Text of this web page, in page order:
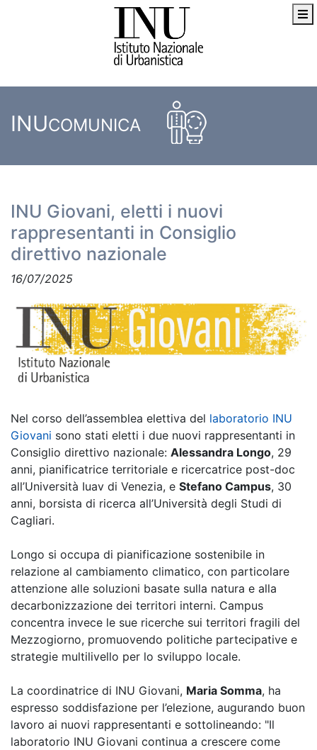
INUCOMUNICA
INU Giovani, eletti i nuovi
rappresentanti in Consiglio
direttivo nazionale
16/07/2025
Nel corso dell’assemblea elettiva del laboratorio INU
Giovani sono stati eletti i due nuovi rappresentanti in
Consiglio direttivo nazionale: Alessandra Longo, 29
anni, pianificatrice territoriale e ricercatrice post-doc
all’Università Iuav di Venezia, e Stefano Campus, 30
anni, borsista di ricerca all’Università degli Studi di
Cagliari.
Longo si occupa di pianificazione sostenibile in
relazione al cambiamento climatico, con particolare
attenzione alle soluzioni basate sulla natura e alla
decarbonizzazione dei territori interni. Campus
concentra invece le sue ricerche sui territori fragili del
Mezzogiorno, promuovendo politiche partecipative e
strategie multilivello per lo sviluppo locale.
La coordinatrice di INU Giovani, Maria Somma, ha
espresso soddisfazione per l’elezione, augurando buon
lavoro ai nuovi rappresentanti e sottolineando: "Il
laboratorio INU Giovani continua a crescere come